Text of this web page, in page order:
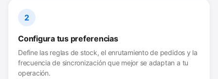
2
Configura tus preferencias
Define las reglas de stock, el enrutamiento de pedidos y la
frecuencia de sincronización que mejor se adaptan a tu
operación.